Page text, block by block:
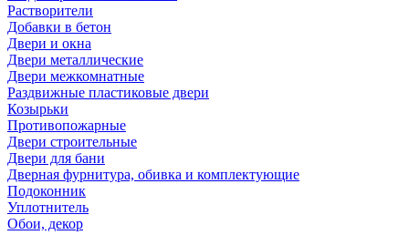
Растворители
Добавки в бетон
Двери и окна
Двери металлические
Двери межкомнатные
Раздвижные пластиковые двери
Козырьки
Противопожарные
Двери строительные
Двери для бани
Дверная фурнитура, обивка и комплектующие
Подоконник
Уплотнитель
Обои, декор